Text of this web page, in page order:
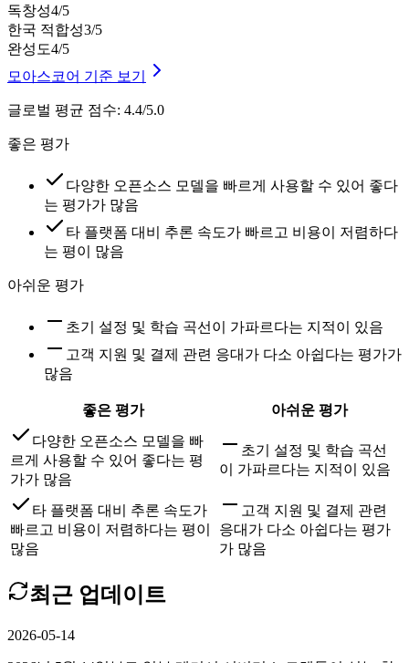
독창성4/5
한국 적합성3/5
완성도4/5
모아스코어 기준 보기
글로벌 평균 점수: 4.4/5.0
좋은 평가
다양한 오픈소스 모델을 빠르게 사용할 수 있어 좋다
는 평가가 많음
타 플랫폼 대비 추론 속도가 빠르고 비용이 저렴하다
는 평이 많음
아쉬운 평가
초기 설정 및 학습 곡선이 가파르다는 지적이 있음
고객 지원 및 결제 관련 응대가 다소 아쉽다는 평가가
많음
좋은 평가
아쉬운 평가
다양한 오픈소스 모델을 빠
르게 사용할 수 있어 좋다는 평
가가 많음
초기 설정 및 학습 곡선
이 가파르다는 지적이 있음
타 플랫폼 대비 추론 속도가
빠르고 비용이 저렴하다는 평이
많음
고객 지원 및 결제 관련
응대가 다소 아쉽다는 평가
가 많음
최근 업데이트
2026-05-14